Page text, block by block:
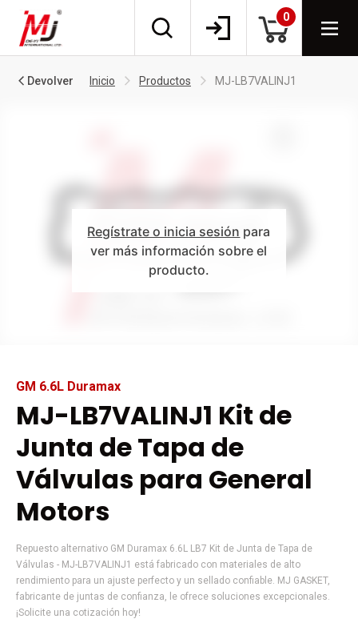
0
Devolver Inicio Productos MJ-LB7VALINJ1
Regístrate o inicia sesión para
ver más información sobre el
producto.
GM 6.6L Duramax
MJ-LB7VALINJ1 Kit de
Junta de Tapa de
Válvulas para General
Motors
Repuesto alternativo GM Duramax 6.6L LB7 Kit de Junta de Tapa de
Válvulas - MJ-LB7VALINJ1 está fabricado con materiales de alto
rendimiento para un ajuste perfecto y un sellado confiable. MJ GASKET,
fabricante de juntas de confianza, le ofrece soluciones excepcionales.
¡Solicite una cotización hoy!